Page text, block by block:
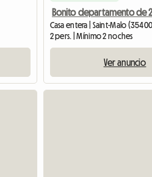
Casa entera | Saint-Malo
2 pers. | Mínimo 2 noches
Ver anuncio